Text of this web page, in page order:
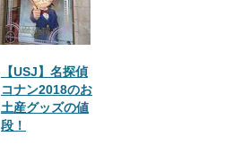
【USJ】名探偵
コナン2018のお
土産グッズの値
段！